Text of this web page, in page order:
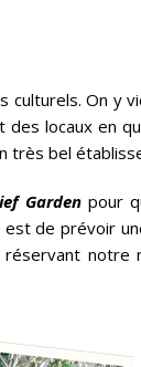
culturels. On y
locaux en
très bel
Gardenpour
est de prévoir
notre